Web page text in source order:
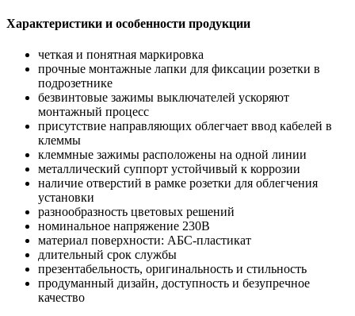
Характеристики и особенности продукции
четкая и понятная маркировка
прочные монтажные лапки для фиксации розетки в
подрозетнике
безвинтовые зажимы выключателей ускоряют
монтажный процесс
присутствие направляющих облегчает ввод кабелей в
клеммы
клеммные зажимы расположены на одной линии
металлический суппорт устойчивый к коррозии
наличие отверстий в рамке розетки для облегчения
установки
разнообразность цветовых решений
номинальное напряжение 230В
материал поверхности: АБС-пластикат
длительный срок службы
презентабельность, оригинальность и стильность
продуманный дизайн, доступность и безупречное
качество